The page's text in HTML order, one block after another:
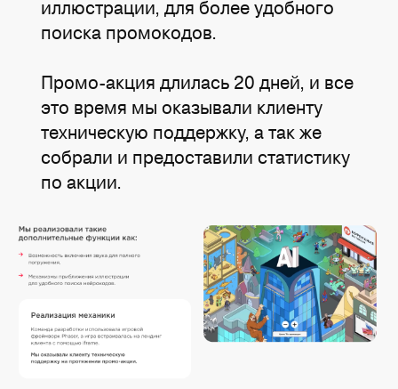
иллюстрации, для более удобного
поиска промокодов.
Промо-акция длилась 20 дней, и все
это время мы оказывали клиенту
техническую поддержку, а так же
собрали и предоставили статистику
по акции.